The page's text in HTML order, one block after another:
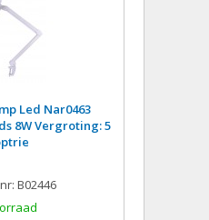
Led Nar0463
8W Vergroting: 5
B02446